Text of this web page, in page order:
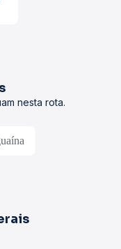
nesta rota.